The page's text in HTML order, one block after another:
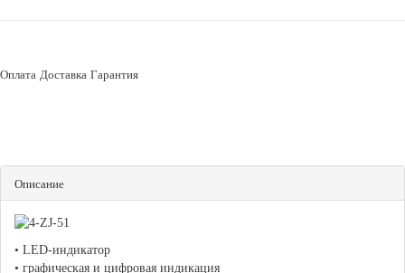
Оплата Доставка Гарантия
Описание
• LED-индикатор
• графическая и цифровая индикация